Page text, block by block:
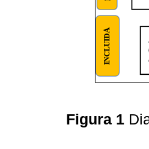
Figura 1